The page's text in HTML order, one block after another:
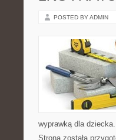
POSTED BY ADMIN
wyprawką dla
Strona została